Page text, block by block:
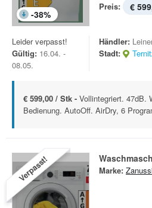
-38%
Preis: €
Leider verpasst!
Gültig: 16.04. -
08.05.
Händler:
Stadt:
€ 599,00 / Stk - Vollintegriert. 47dB.
Bedienung. AutoOff. AirDry, 6
Verpasst! Marke: